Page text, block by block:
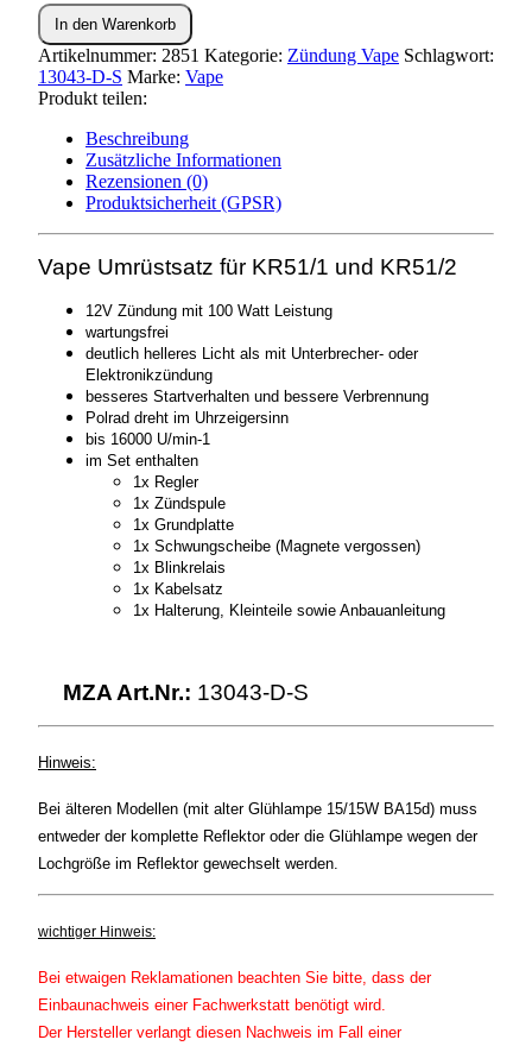
Set:
Umrüstsatz
VAPE
-
ohne
Leuchtmittel
Magnete
KR51
In den Warenkorb
Artikelnummer: 2851 Kategorie: Zündung Vape Schlagwort:
13043-D-S Marke: Vape
Produkt teilen:
Beschreibung
Zusätzliche Informationen
Rezensionen (0)
Produktsicherheit (GPSR)
Vape Umrüstsatz für KR51/1 und KR51/2
12V Zündung mit 100 Watt Leistung
wartungsfrei
deutlich helleres Licht als mit Unterbrecher- oder
Elektronikzündung
besseres Startverhalten und bessere Verbrennung
Polrad dreht im Uhrzeigersinn
bis 16000 U/min-1
im Set enthalten
1x Regler
1x Zündspule
1x Grundplatte
1x Schwungscheibe (Magnete vergossen)
1x Blinkrelais
1x Kabelsatz
1x Halterung, Kleinteile sowie Anbauanleitung
MZA Art.Nr.: 13043-D-S
Hinweis:
Bei älteren Modellen (mit alter Glühlampe 15/15W BA15d) muss
entweder der komplette Reflektor oder die Glühlampe wegen der
Lochgröße im Reflektor gewechselt werden.
wichtiger Hinweis:
Bei etwaigen Reklamationen beachten Sie bitte, dass der
Einbaunachweis einer Fachwerkstatt benötigt wird.
Der Hersteller verlangt diesen Nachweis im Fall einer